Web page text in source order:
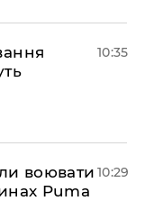
10:35
воювати
Puma
10:29